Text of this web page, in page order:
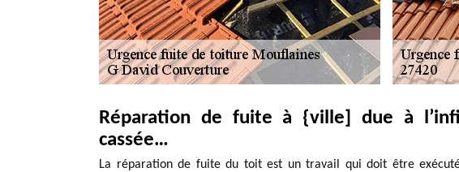
Réparation de fuite à {ville] due à
cassée…
La réparation de fuite du toit est un travail qui doit être